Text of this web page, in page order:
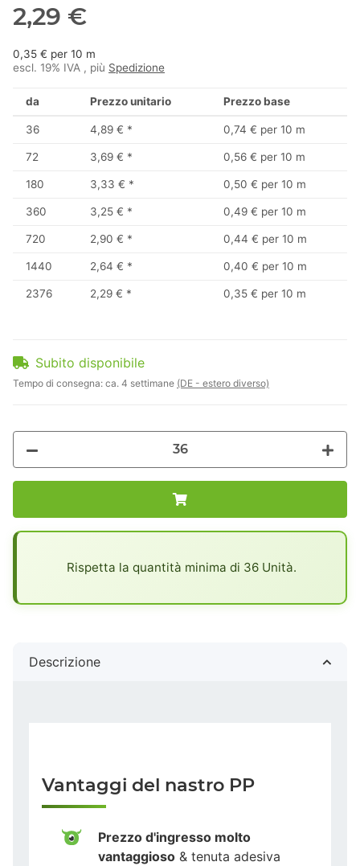
2,29 €
0,35 € per 10 m
escl. 19% IVA , più Spedizione
da Prezzo unitario Prezzo base
36 4,89 € * 0,74 € per 10 m
72 3,69 € * 0,56 € per 10 m
180 3,33 € * 0,50 € per 10 m
360 3,25 € * 0,49 € per 10 m
720 2,90 € * 0,44 € per 10 m
1440 2,64 € * 0,40 € per 10 m
2376 2,29 € * 0,35 € per 10 m
Subito disponibile
Tempo di consegna: ca. 4 settimane (DE - estero diverso)
Rispetta la quantità minima di 36 Unità.
Descrizione
Vantaggi del nastro PP
Prezzo d'ingresso molto
vantaggioso & tenuta adesiva